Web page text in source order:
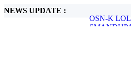
NEWS UPDATE :
JUARA 3